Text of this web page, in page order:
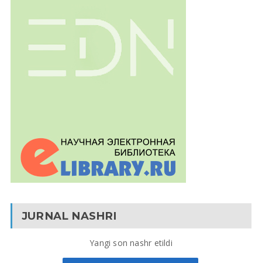
JURNAL NASHRI
Yangi son nashr etildi